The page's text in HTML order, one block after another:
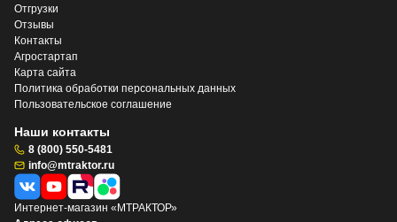
Отгрузки
Отзывы
Контакты
Агростартап
Карта сайта
Политика обработки персональных данных
Пользовательское соглашение
Наши контакты
8 (800) 550-5481
info@mtraktor.ru
Интернет-магазин «МТРАКТОР»